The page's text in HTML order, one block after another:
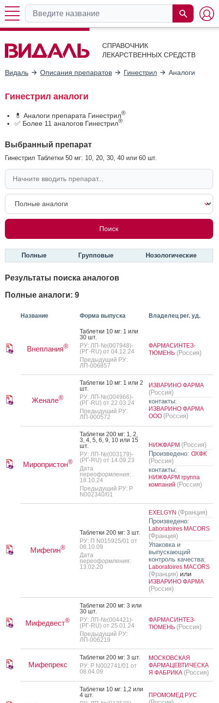
СПРАВОЧНИК
ЛЕКАРСТВЕННЫХ СРЕДСТВ
Видаль Описания препаратов Гинестрил Аналоги
Гинестрил аналоги
💊 Аналоги препарата Гинестрил®
✅ Более 11 аналогов Гинестрил®
Выбранный препарат
Гинестрил Таблетки 50 мг: 10, 20, 30, 40 или 60 шт.
Полные Групповые Нозологические
Результаты поиска аналогов
Полные аналоги: 9
Название Форма выпуска Владелец рег. уд.
Внеплания®
Таб­летки 10 мг: 1 или
30 шт.
РУ: ЛП-№(007948)-
(РГ-RU) от 04.12.24
Предыдущий РУ:
ЛП-006857
ФАРМАСИНТЕЗ-
ТЮМЕНЬ (Россия)
Женале®
Таб­летки 10 мг: 1 или 2
шт.
РУ: ЛП-№(004966)-
(РГ-RU) от 22.03.24
Предыдущий РУ:
ЛП-000572
ИЗВАРИНО ФАРМА
(Россия)
контакты:
ИЗВАРИНО ФАРМА
ООО (Россия)
Миропристон®
Таб­летки 200 мг: 1, 2,
3, 4, 5, 6, 9, 10 или 15
шт.
РУ: ЛП-№(003179)-
(РГ-RU) от 14.09.23
Дата
переоформления:
18.10.24
Предыдущий РУ: Р
N002340/01
НИЖФАРМ (Россия)
Произведено: ОХФК
(Россия)
контакты:
НИЖФАРМ группа
компаний (Россия)
Мифегин®
Таб­летки 200 мг: 3 шт.
РУ: П N015925/01 от
06.10.09
Дата
переоформления:
13.02.20
EXELGYN (Франция)
Произведено:
Laboratoires MACORS
(Франция)
Упаковка и
выпускающий
контроль качества:
Laboratoires MACORS
(Франция) или
ИЗВАРИНО ФАРМА
(Россия)
Мифедвест®
Таб­летки 200 мг: 3 или
30 шт.
РУ: ЛП-№(004421)-
(РГ-RU) от 25.01.24
Предыдущий РУ:
ЛП-006219
ФАРМАСИНТЕЗ-
ТЮМЕНЬ (Россия)
Мифепрекс
Таб­летки 200 мг: 3 шт.
РУ: Р N002741/01 от
08.04.09
МОСКОВСКАЯ
ФАРМАЦЕВТИЧЕСКА
Я ФАБРИКА (Россия)
Таб­летки 10 мг: 1,2 или
4 шт.
ПРОМОМЕД РУС